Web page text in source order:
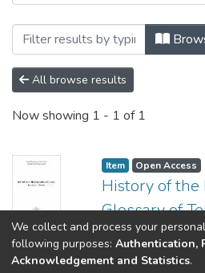
Browsing
All browse results
Now showing 1 - 1 of 1
Item Open Access
History of the
Glossary of
(КПІ ім. Ігоря
Марченко,
We collect and process your
following purposes: Authentication,
Acknowledgement and Statistics.